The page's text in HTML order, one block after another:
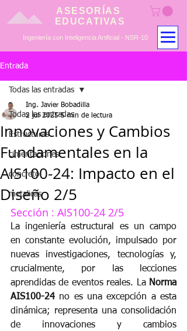
ASESORÍAS
EDUCATIVAS
Ingeniería con Inteligencia Artificial - NSR-10
Entrada
Todas las entradas
Estructuras
cimentaciones
concreto
metalicas
Todas las entradas
Innovaciones y Cambios
Fundamentales en la
AIS100-24: Impacto en el
Diseño 2/5
Ing. Javier Bobadilla
2 jul 2025 5 min de lectura
Sección : AIS100-24 2/5
La ingeniería estructural es un campo
en constante evolución, impulsado por
nuevas investigaciones, tecnologías y,
crucialmente, por las lecciones
aprendidas de eventos reales. La Norma
AIS100-24 no es una excepción a esta
dinámica; representa una consolidación
de innovaciones y cambios